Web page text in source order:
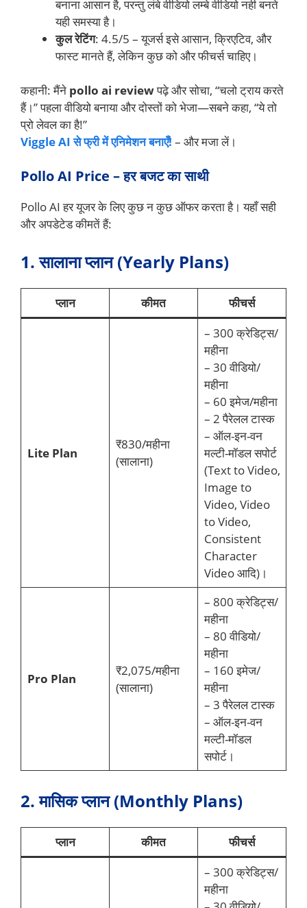
बनाना आसान है, परन्तु लंबे वीडियो लम्बे वीडियो नही बनते
यही समस्या है।
कुल रेटिंग: 4.5/5 – यूजर्स इसे आसान, क्रिएटिव, और
फास्ट मानते हैं, लेकिन कुछ को और फीचर्स चाहिए।
कहानी: मैंने pollo ai reviewपढ़े और सोचा, “चलो ट्राय करते
हैं।” पहला वीडियो बनाया और दोस्तों को भेजा—सबने कहा, “ये तो
प्रो लेवल का है!”
Viggle AI से फ्री में एनिमेशन बनाएँ! – और मजा लें।
Pollo AI Price – हर बजट का साथी
Pollo AI हर यूजर के लिए कुछ न कुछ ऑफर करता है। यहाँ सही
और अपडेटेड कीमतें हैं:
1. सालाना प्लान (Yearly Plans)
प्लान कीमत फीचर्स
Lite Plan
₹830/महीना
(सालाना)
– 300 क्रेडिट्स/
महीना
– 30 वीडियो/
महीना
– 60 इमेज/महीना
– 2 पैरेलल टास्क
– ऑल-इन-वन
मल्टी-मॉडल सपोर्ट
(Text to Video,
Image to
Video, Video
to Video,
Consistent
Character
Video आदि)।
Pro Plan
₹2,075/महीना
(सालाना)
– 800 क्रेडिट्स/
महीना
– 80 वीडियो/
महीना
– 160 इमेज/
महीना
– 3 पैरेलल टास्क
– ऑल-इन-वन
मल्टी-मॉडल
सपोर्ट।
2. मासिक प्लान (Monthly Plans)
प्लान कीमत फीचर्स
– 300 क्रेडिट्स/
महीना